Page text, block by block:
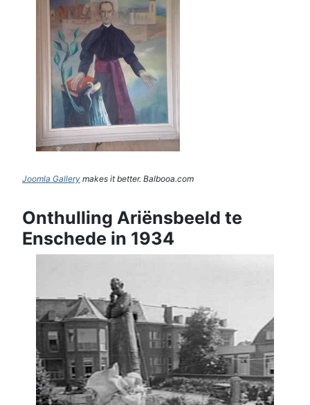
Joomla Gallery makes it better. Balbooa.com
Onthulling Ariënsbeeld te
Enschede in 1934